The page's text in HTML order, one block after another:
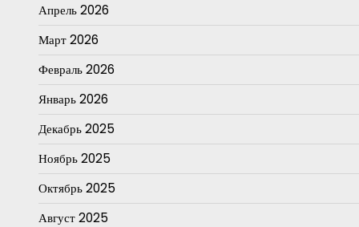
Апрель 2026
Март 2026
Февраль 2026
Январь 2026
Декабрь 2025
Ноябрь 2025
Октябрь 2025
Август 2025